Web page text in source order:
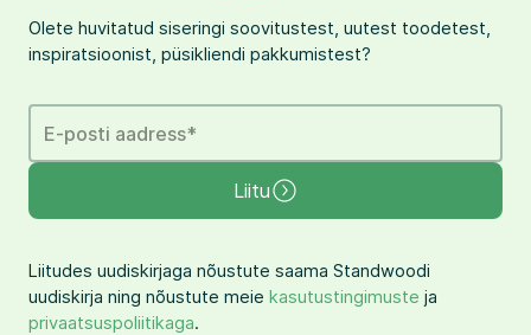
Olete huvitatud siseringi soovitustest, uutest toodetest,
inspiratsioonist, püsikliendi pakkumistest?
E-posti aadress*
Liitu
Liitudes uudiskirjaga nõustute saama Standwoodi
uudiskirja ning nõustute meie kasutustingimuste ja
privaatsuspoliitikaga.